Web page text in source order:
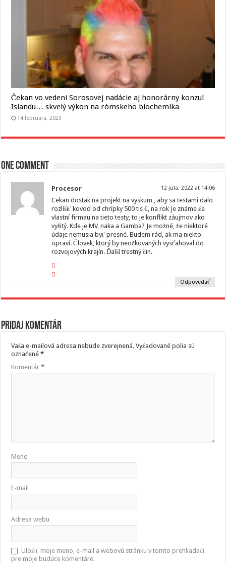
Čekan vo vedeni Sorosovej nadácie aj honorárny konzul
Islandu… skvelý výkon na rómskeho biochemika
14 februára, 2023
One comment
Procesor 12 júla, 2022 at 14:06
Cekan dostak na projekt na vyskum , aby sa testami dalo
rozlíšiť kovod od chrípky 500 tis €, na rok Je známe že
vlastní firmau na tieto testy, to je konflikt záujmov ako
vyšitý. Kde je MV, naka a Gamba? Je možné, že niektoré
údaje nemusia byť presné. Budem rád, ak ma niekto
opraví. Človek, ktorý by neočkovaných vysťahoval do
rozvojových krajín. Ďalší trestný čin.
Odpovedať
Pridaj komentár
Vaša e-mailová adresa nebude zverejnená. Vyžadované polia sú
označené*
Komentár*
Meno
E-mail
Adresa webu
Uložiť moje meno, e-mail a webovú stránku v tomto prehliadači
pre moje budúce komentáre.